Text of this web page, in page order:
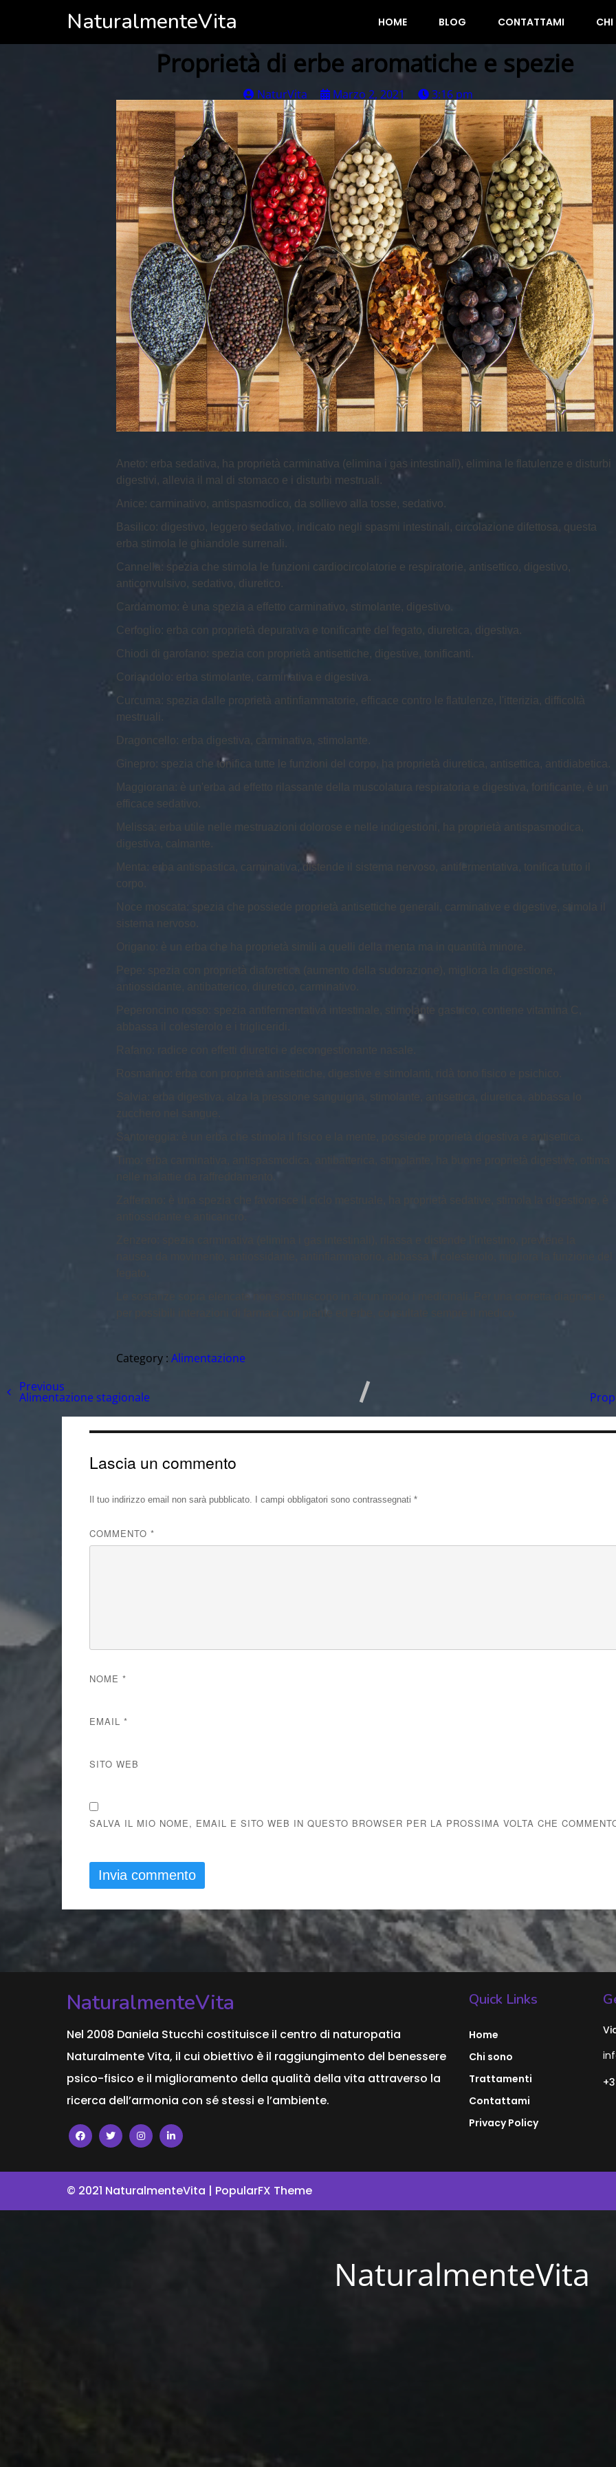
NaturalmenteVita HOME BLOG CONTATTAMI CHI
Proprietà di erbe aromatiche e spezie
NaturVita Marzo 2, 2021 3:16 pm
Aneto: erba sedativa, ha proprietà carminativa (elimina i gas intestinali), elimina le flatulenze e disturbi
digestivi, allevia il mal di stomaco e i disturbi mestruali.
Anice: carminativo, antispasmodico, da sollievo alla tosse, sedativo.
Basilico: digestivo, leggero sedativo, indicato negli spasmi intestinali, circolazione difettosa, questa
erba stimola le ghiandole surrenali.
Cannella: spezia che stimola le funzioni cardiocircolatorie e respiratorie, antisettico, digestivo,
anticonvulsivo, sedativo, diuretico.
Cardamomo: è una spezia a effetto carminativo, stimolante, digestivo.
Cerfoglio: erba con proprietà depurativa e tonificante del fegato, diuretica, digestiva.
Chiodi di garofano: spezia con proprietà antisettiche, digestive, tonificanti.
Coriandolo: erba stimolante, carminativa e digestiva.
Curcuma: spezia dalle proprietà antinfiammatorie, efficace contro le flatulenze, l'itterizia, difficoltà
mestruali.
Dragoncello: erba digestiva, carminativa, stimolante.
Ginepro: spezia che tonifica tutte le funzioni del corpo, ha proprietà diuretica, antisettica, antidiabetica.
Maggiorana: è un'erba ad effetto rilassante della muscolatura respiratoria e digestiva, fortificante, è un
efficace sedativo.
Melissa: erba utile nelle mestruazioni dolorose e nelle indigestioni, ha proprietà antispasmodica,
digestiva, calmante.
Menta: erba antispastica, carminativa, distende il sistema nervoso, antifermentativa, tonifica tutto il
corpo.
Noce moscata: spezia che possiede proprietà antisettiche generali, carminative e digestive, stimola il
sistema nervoso.
Origano: è un erba che ha proprietà simili a quelli della menta ma in quantità minore.
Pepe: spezia con proprietà diaforetica (aumento della sudorazione), migliora la digestione,
antiossidante, antibatterico, diuretico, carminativo.
Peperoncino rosso: spezia antifermentativa intestinale, stimolante gastrico, contiene vitamina C,
abbassa il colesterolo e i trigliceridi.
Rafano: radice con effetti diuretici e decongestionante nasale.
per possibili interazioni di farmaci con piante ed erbe, consultate sempre il medico.
Category : Alimentazione
Previous
Alimentazione stagionale
Lascia un commento
Il tuo indirizzo email non sarà pubblicato. I campi obbligatori sono contrassegnati*
COMMENTO*
NOME*
EMAIL*
SITO WEB
SALVA IL MIO NOME, EMAIL E SITO WEB IN QUESTO BROWSER PER LA PROSSIMA VOLTA CHE
NaturalmenteVita
Nel 2008 Daniela Stucchi costituisce il centro di naturopatia
Naturalmente Vita, il cui obiettivo è il raggiungimento del benessere
psico-fisico e il miglioramento della qualità della vita attraverso la
ricerca dell’armonia con sé stessi e l’ambiente.
Quick Links
Home
Chi sono
Trattamenti
Contattami
Privacy Policy
© 2021 NaturalmenteVita | PopularFX Theme
NaturalmenteVita